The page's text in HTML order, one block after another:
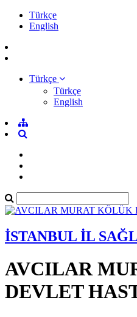
Türkçe
English
Türkçe
Türkçe
English
İSTANBUL İL
AVCILAR
DEVLET